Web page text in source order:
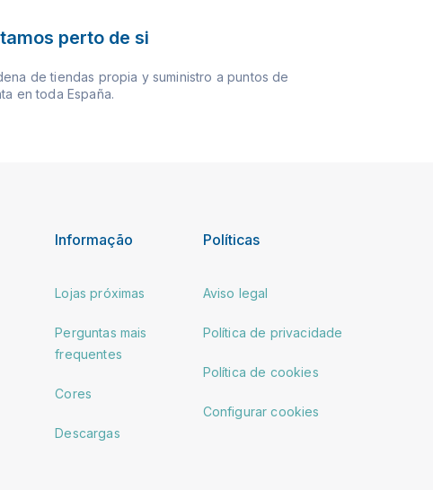
perto de si
de tiendas propia y suministro a puntos de
en toda España.
Informação
Lojas próximas
Perguntas mais
frequentes
Cores
Descargas
Políticas
Aviso legal
Política de privacidade
Política de cookies
Configurar cookies